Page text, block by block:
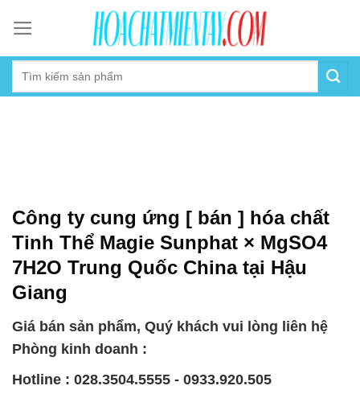
content
Công ty cung ứng [ bán ] hóa chất
Tinh Thể Magie Sunphat × MgSO4
7H2O Trung Quốc China tại Hậu
Giang
Giá bán sản phẩm, Quý khách vui lòng liên hệ
Phòng kinh doanh :
Hotline : 028.3504.5555 - 0933.920.505